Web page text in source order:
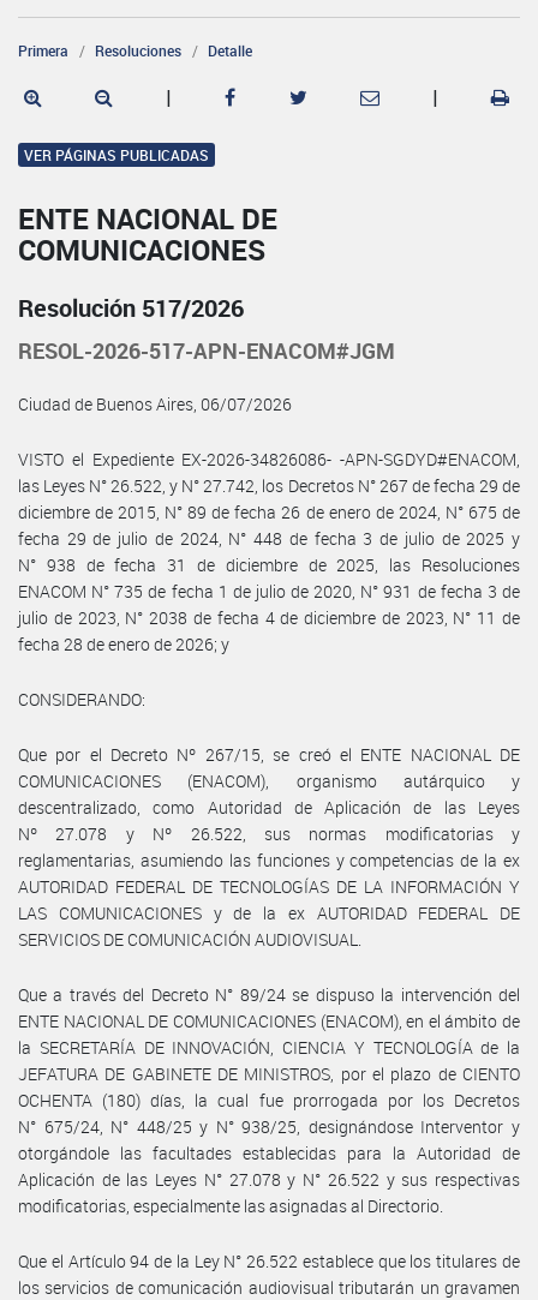
Primera Resoluciones Detalle
| |
VER PÁGINAS PUBLICADAS
ENTE NACIONAL DE
COMUNICACIONES
Resolución 517/2026
RESOL-2026-517-APN-ENACOM#JGM
Ciudad de Buenos Aires, 06/07/2026
VISTO el Expediente EX-2026-34826086- -APN-SGDYD#ENACOM,
las Leyes N° 26.522, y N° 27.742, los Decretos N° 267 de fecha 29 de
diciembre de 2015, N° 89 de fecha 26 de enero de 2024, N° 675 de
fecha 29 de julio de 2024, N° 448 de fecha 3 de julio de 2025 y
N° 938 de fecha 31 de diciembre de 2025, las Resoluciones
ENACOM N° 735 de fecha 1 de julio de 2020, N° 931 de fecha 3 de
julio de 2023, N° 2038 de fecha 4 de diciembre de 2023, N° 11 de
fecha 28 de enero de 2026; y
CONSIDERANDO:
Que por el Decreto Nº 267/15, se creó el ENTE NACIONAL DE
COMUNICACIONES (ENACOM), organismo autárquico y
descentralizado, como Autoridad de Aplicación de las Leyes
Nº 27.078 y Nº 26.522, sus normas modificatorias y
reglamentarias, asumiendo las funciones y competencias de la ex
AUTORIDAD FEDERAL DE TECNOLOGÍAS DE LA INFORMACIÓN Y
LAS COMUNICACIONES y de la ex AUTORIDAD FEDERAL DE
SERVICIOS DE COMUNICACIÓN AUDIOVISUAL.
Que a través del Decreto N° 89/24 se dispuso la intervención del
ENTE NACIONAL DE COMUNICACIONES (ENACOM), en el ámbito de
la SECRETARÍA DE INNOVACIÓN, CIENCIA Y TECNOLOGÍA de la
JEFATURA DE GABINETE DE MINISTROS, por el plazo de CIENTO
OCHENTA (180) días, la cual fue prorrogada por los Decretos
N° 675/24, N° 448/25 y N° 938/25, designándose Interventor y
otorgándole las facultades establecidas para la Autoridad de
Aplicación de las Leyes N° 27.078 y N° 26.522 y sus respectivas
modificatorias, especialmente las asignadas al Directorio.
Que el Artículo 94 de la Ley N° 26.522 establece que los titulares de
los servicios de comunicación audiovisual tributarán un gravamen